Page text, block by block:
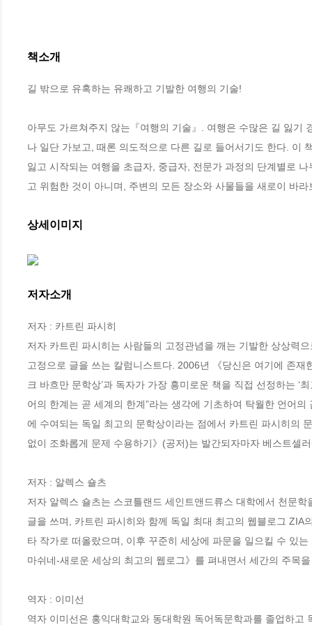
책소개
길 밖으로 유혹하는 유쾌하고 기발한 여행의 기술!
아무도 가르쳐주지 않는『여행의 기술』. 여행은 수많은 길 잃기
나 일단 가보고, 때론 의도적으로 다른 길로 들어서기도 한다. 이
잃고 시작되는 여행을 초급자, 중급자, 전문가 과정의 단계별로
고 위험한 것이 아니며, 주변의 모든 장소와 사물들을 새로이 바
상세이미지
저자소개
저자 : 카트린 파시히
저자 카트린 파시히는 사람들의 고정관념을 깨는 기발한 상상력
고정으로 글을 쓰는 칼럼니스트다. 2006년 《당신은 여기에 존
크 바흐만 문학상’과 독자가 가장 흥미로운 책을 직접 선정하는 ‘
어의 한계는 곧 세계의 한계”라는 생각에 기초하여 탁월한 언어
에 수여되는 독일 최고의 문학상이라는 점에서 카트린 파시히의
없이 조화롭게 문제 수용하기》(공저)는 발간되자마자 베스트셀
저자 : 알렉스 숄츠
저자 알렉스 숄츠는 스코틀랜드 세인트앤드류스 대학에서 천문
글을 쓰며, 카트린 파시히와 함께 독일 최대 최고의 웹블로그
타 작가로 떠올랐으며, 이후 꾸준히 세상에 파문을 일으킬 수 있
마쉬네-새로운 세상의 최고의 웹로그》를 펴내면서 세간의 주목
역자 : 이미선
역자 이미선은 홍익대학교와 동대학원 독어독문학과를 졸업하